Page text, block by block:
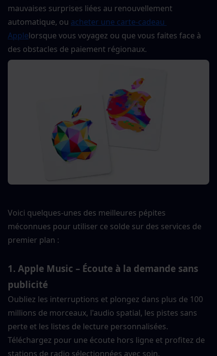
mauvaises surprises liées au renouvellement
automatique, ou acheter une carte-cadeau
Applelorsque vous voyagez ou que vous faites face à
des obstacles de paiement régionaux.
Voici quelques-unes des meilleures pépites
méconnues pour utiliser ce solde sur des services de
premier plan :
1. Apple Music – Écoute à la demande sans
publicité
Oubliez les interruptions et plongez dans plus de 100
millions de morceaux, l'audio spatial, les pistes sans
perte et les listes de lecture personnalisées.
Téléchargez pour une écoute hors ligne et profitez de
stations de radio sélectionnées avec soin.